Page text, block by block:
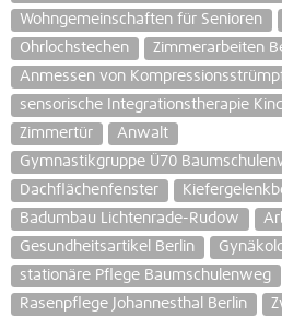
Wohngemeinschaften für Senioren
Ohrlochstechen
Zimmerarbeiten
Anmessen von
sensorische Integrationstherapie
Zimmertür
Anwalt
Gymnastikgruppe Ü70
Dachflächenfenster
Badumbau Lichtenrade-Rudow
Gesundheitsartikel Berlin
stationäre Pflege Baumschulenweg
Rasenpflege Johannesthal Berlin